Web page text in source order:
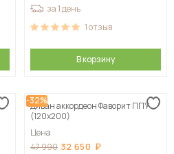
за 1 день
1отзыв
В корзину
-32%
Диван аккордеон Фаворит ППУ
(120х200)
Цена
47 990 32 650